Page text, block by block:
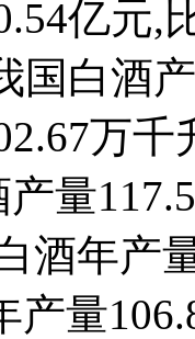
亿元,
白酒产
万
量
酒年产
产量